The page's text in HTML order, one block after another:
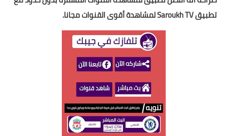
تطبيق Saroukh TV لمشاهدة أقوى القنوات مجانا.